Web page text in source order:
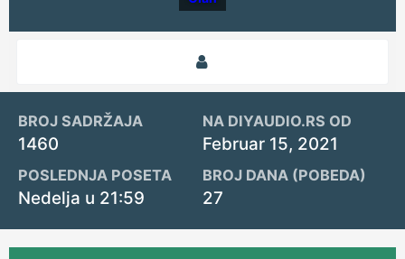
BROJ SADRŽAJA
1460
NA DIYAUDIO.RS OD
Februar 15, 2021
POSLEDNJA POSETA
Nedelja u 21:59
BROJ DANA (POBEDA)
27